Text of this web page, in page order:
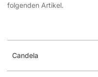
folgenden Artikel.
Candela